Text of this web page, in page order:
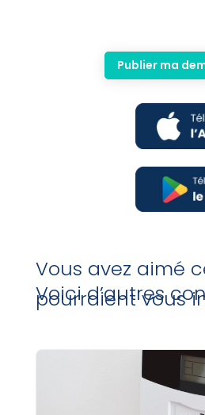
Publier ma
Vous avez aimé
Voici d’autres
pourraient vous